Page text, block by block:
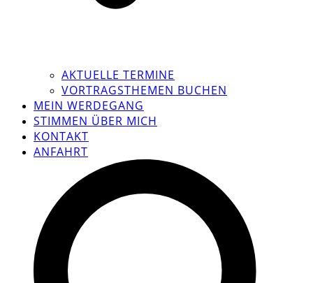
AKTUELLE TERMINE
VORTRAGSTHEMEN BUCHEN
MEIN WERDEGANG
STIMMEN ÜBER MICH
KONTAKT
ANFAHRT